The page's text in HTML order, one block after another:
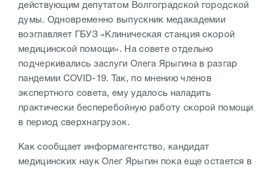
действующим депутатом Волгоградской городской
думы. Одновременно выпускник медакадемии
возглавляет ГБУЗ «Клиническая станция скорой
медицинской помощи». На совете отдельно
подчеркивались заслуги Олега Ярыгина в разгар
пандемии COVID-19. Так, по мнению членов
экспертного совета, ему удалось наладить
практически бесперебойную работу скорой помощи
в период сверхнагрузок.
Как сообщает информагентство, кандидат
медицинских наук Олег Ярыгин пока еще остается в